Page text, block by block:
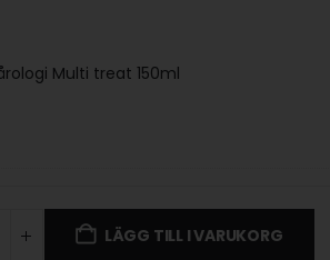
Multi treat 150ml
LÄGG TILL I VARUKORG